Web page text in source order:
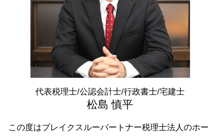
日本政策金融公庫 とは
還付申告 期限
確定申告 必要書類
税務調査 法人
税務署 相談
電子帳簿保存法 要件
税務相談 東京都 税理士
税務相談 千葉県 税理士
資金調達 渋谷区 相談
会社設立 中央区 税理士
税務相談 中央区 税理士
資金調達 中央区 税理士
資金調達 神奈川県 税理士
代表税理士/公認会計士/行政書士/宅建士
松島 慎平
この度はブレイクスルーパートナー税理士法人のホー